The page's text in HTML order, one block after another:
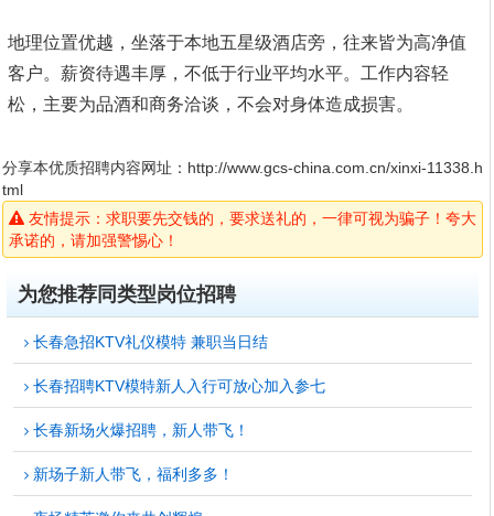
地理位置优越，坐落于本地五星级酒店旁，往来皆为高净值
客户。薪资待遇丰厚，不低于行业平均水平。工作内容轻
松，主要为品酒和商务洽谈，不会对身体造成损害。
分享本优质招聘内容网址： http://www.gcs-china.com.cn/xinxi-11338.h
tml
友情提示：求职要先交钱的，要求送礼的，一律可视为骗子！夸大
承诺的，请加强警惕心！
为您推荐同类型岗位招聘
长春急招KTV礼仪模特 兼职当日结
长春招聘KTV模特新人入行可放心加入参七
长春新场火爆招聘，新人带飞！
新场子新人带飞，福利多多！